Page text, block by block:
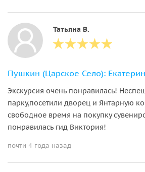
Татьяна В.
Экскурсия очень понравилась!
парку,посетили дворец и Янтарную
свободное время на покупку
понравилась гид Виктория!
почти 4 года назад